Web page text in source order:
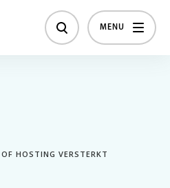
MENU
HOSTING VERSTERKT